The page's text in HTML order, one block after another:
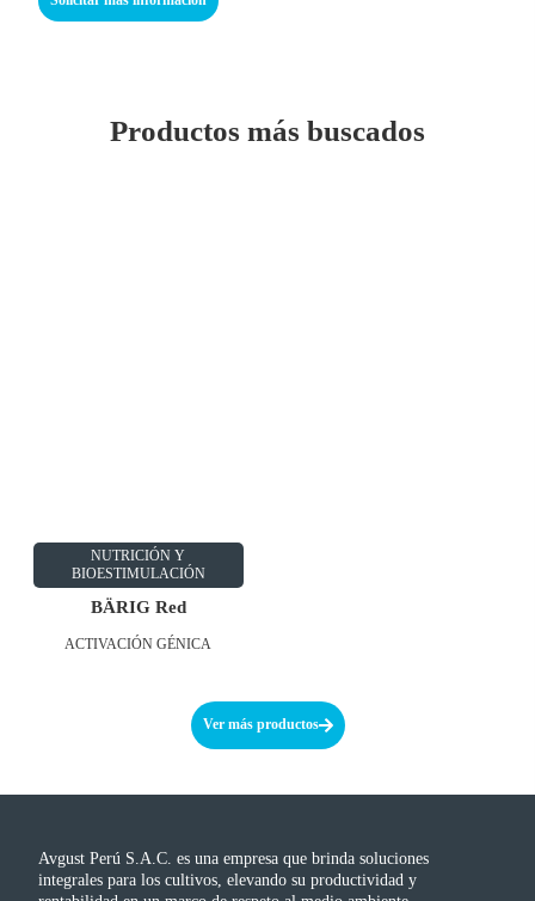
Productos más buscados
NUTRICIÓN Y
BIOESTIMULACIÓN
BÄRIG Red
ACTIVACIÓN GÉNICA
Ver más productos
Avgust Perú S.A.C. es una empresa que brinda soluciones
integrales para los cultivos, elevando su productividad y